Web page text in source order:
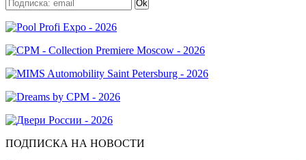
ПОДПИСКА НА НОВОСТИ